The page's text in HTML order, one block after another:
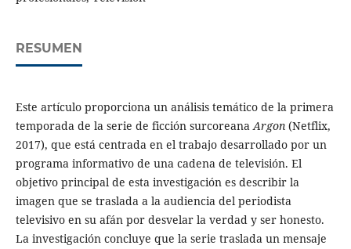
RESUMEN
Este artículo proporciona un análisis temático de la primera
temporada de la serie de ficción surcoreanaArgon(Netflix,
2017), que está centrada en el trabajo desarrollado por un
programa informativo de una cadena de televisión. El
objetivo principal de esta investigación es describir la
imagen que se traslada a la audiencia del periodista
televisivo en su afán por desvelar la verdad y ser honesto.
La investigación concluye que la serie traslada un mensaje